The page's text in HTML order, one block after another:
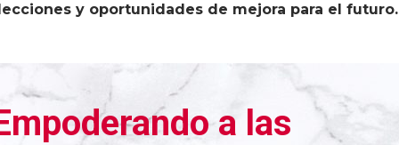
y oportunidades de mejora para el
a las